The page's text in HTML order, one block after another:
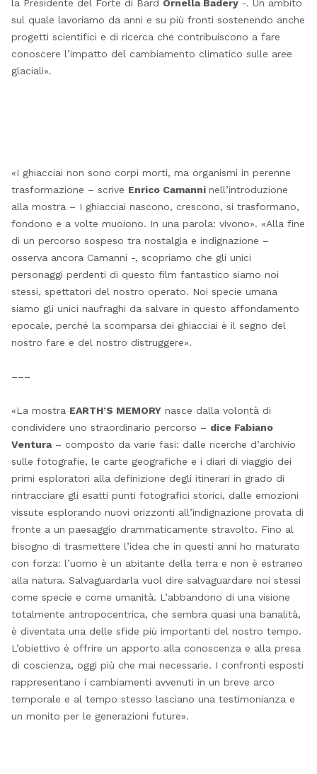
la Presidente del Forte di Bard Ornella Badery-. Un ambito
sul quale lavoriamo da anni e su più fronti sostenendo anche
progetti scientifici e di ricerca che contribuiscono a fare
conoscere l’impatto del cambiamento climatico sulle aree
glaciali».
«I ghiacciai non sono corpi morti, ma organismi in perenne
trasformazione – scrive Enrico Camanni nell’introduzione
alla mostra – I ghiacciai nascono, crescono, si trasformano,
fondono e a volte muoiono. In una parola: vivono». «Alla fine
di un percorso sospeso tra nostalgia e indignazione –
osserva ancora Camanni -, scopriamo che gli unici
personaggi perdenti di questo film fantastico siamo noi
stessi, spettatori del nostro operato. Noi specie umana
siamo gli unici naufraghi da salvare in questo affondamento
epocale, perché la scomparsa dei ghiacciai è il segno del
nostro fare e del nostro distruggere».
–––
«La mostra EARTH’S MEMORYnasce dalla volontà di
condividere uno straordinario percorso – dice Fabiano
Ventura– composto da varie fasi: dalle ricerche d’archivio
sulle fotografie, le carte geografiche e i diari di viaggio dei
primi esploratori alla definizione degli itinerari in grado di
rintracciare gli esatti punti fotografici storici, dalle emozioni
vissute esplorando nuovi orizzonti all’indignazione provata di
fronte a un paesaggio drammaticamente stravolto. Fino al
bisogno di trasmettere l’idea che in questi anni ho maturato
con forza: l’uomo è un abitante della terra e non è estraneo
alla natura. Salvaguardarla vuol dire salvaguardare noi stessi
come specie e come umanità. L’abbandono di una visione
totalmente antropocentrica, che sembra quasi una banalità,
è diventata una delle sfide più importanti del nostro tempo.
L’obiettivo è offrire un apporto alla conoscenza e alla presa
di coscienza, oggi più che mai necessarie. I confronti esposti
rappresentano i cambiamenti avvenuti in un breve arco
temporale e al tempo stesso lasciano una testimonianza e
un monito per le generazioni future».